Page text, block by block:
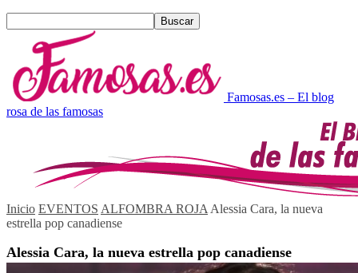
Famosas.es – El blog
rosa de las famosas
Inicio EVENTOS ALFOMBRA ROJA Alessia Cara, la nueva
estrella pop canadiense
Alessia Cara, la nueva estrella pop canadiense